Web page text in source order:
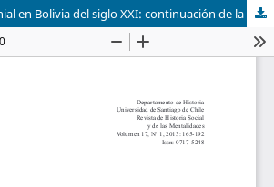
Revuelta anticolonial en Bolivia del siglo XXI: continuación de la "guerra interna" y derrota de los partidos neoliberales 2000-2003